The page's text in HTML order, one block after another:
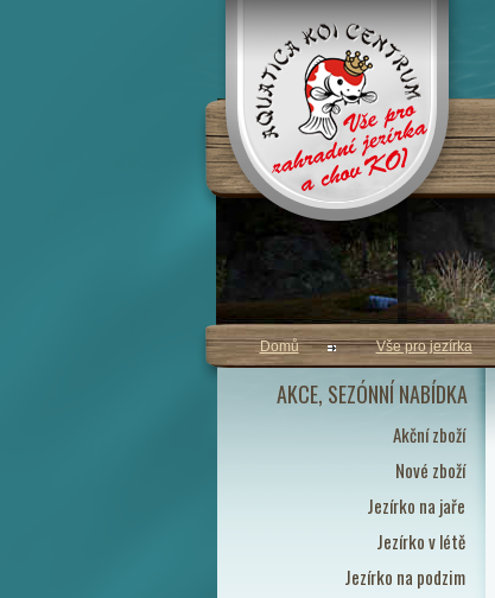
AKCE, SEZÓNNÍ NABÍDKA
Akční zboží
Nové zboží
Jezírko na jaře
Jezírko v létě
Jezírko na podzim
Domů Vše pro jezírka